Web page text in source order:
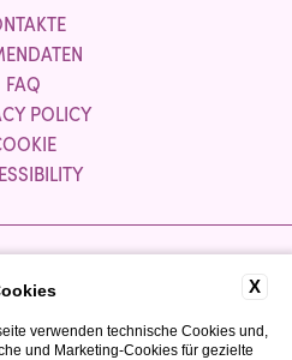
FAQ
POLICY
X
verwenden technische Cookies und,
und Marketing-Cookies für gezielte